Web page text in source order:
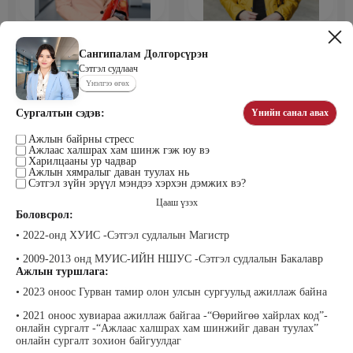
Сангипалам Долгорсүрэн
Сэтгэл судлаач
Үнэлгээ өгөх
Сургалтын сэдэв: Үнийн санал авах
Ажлын байрны стресс
Ажлаас халшрах хам шинж гэж юу вэ
Харилцааны ур чадвар
­­­Ажлын хямралыг даван туулах нь
Сэтгэл зүйн эрүүл мэндээ хэрхэн дэмжих вэ?
Цааш үзэх
Боловсрол:
• 2022-онд ХУИС -Сэтгэл судлалын Магистр
• 2009-2013 онд МУИС-ИЙН НШУС -Сэтгэл судлалын Бакалавр
Ажлын туршлага:
• 2023 оноос Гурван тамир олон улсын сургуульд ажиллаж байна
• 2021 оноос хувиараа ажиллаж байгаа -“Өөрийгөө хайрлах код”-
онлайн сургалт -“Ажлаас халшрах хам шинжийг даван туулах”
онлайн сургалт зохион байгуулдаг
Удирдахуйн ухаан менежментийн
академийн захирал
Программист, График дизайнер,